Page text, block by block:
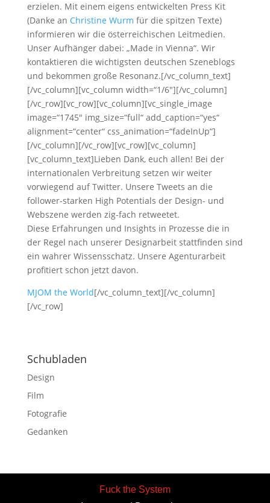
erzielen. Mit einem eigens entwickelten Press Kit
(Danke an Christine Wurm für die spitzen Texte)
informieren wir die österreichischen Leitmedien.
Unser Aufhänger dabei: „Made in Vienna“. Wir
kontaktieren die wichtigsten deutschen Szeneblogs
und bekommen große Resonanz.[/vc_column_text]
[/vc_column][vc_column width=“1/6″][/vc_column]
[/vc_row][vc_row][vc_column][vc_single_image
image=“1745″ img_size=“full“ add_caption=“yes“
alignment=“center“ css_animation=“fadeInUp“]
[/vc_column][/vc_row][vc_row][vc_column]
[vc_column_text]Lieben Dank, euch allen! Bei der
internationalen Verbreitung setzen wir weiter
vorwiegend auf Twitter. Unsere Tweets an die
follower-starken High Potentials der Design- und
Webszene werden zig-fach retweetet.
Diese Erfahrungen und Insights in Prozesse die in
der Regel nach unserer Designarbeit stattfinden sind
ein wahrer Wissensschatz. Unsere Agenturarbeit
profitiert schon jetzt davon.
MJOM the World[/vc_column_text][/vc_column]
[/vc_row]
Schubladen
Design
Film
Fotografie
Gedanken
Fuck the System